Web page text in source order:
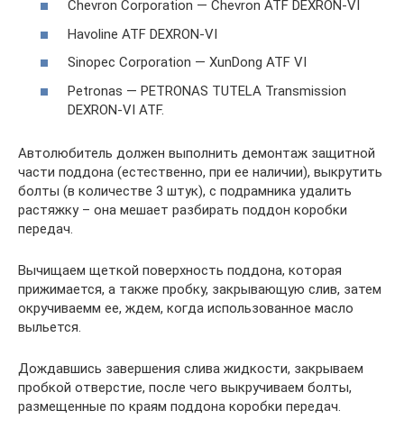
Chevron Corporation — Chevron ATF DEXRON-VI
Havoline ATF DEXRON-VI
Sinopec Corporation — XunDong ATF VI
Petronas — PETRONAS TUTELA Transmission
DEXRON-VI ATF.
Автолюбитель должен выполнить демонтаж защитной
части поддона (естественно, при ее наличии), выкрутить
болты (в количестве 3 штук), с подрамника удалить
растяжку – она мешает разбирать поддон коробки
передач.
Вычищаем щеткой поверхность поддона, которая
прижимается, а также пробку, закрывающую слив, затем
окручиваемм ее, ждем, когда использованное масло
выльется.
Дождавшись завершения слива жидкости, закрываем
пробкой отверстие, после чего выкручиваем болты,
размещенные по краям поддона коробки передач.